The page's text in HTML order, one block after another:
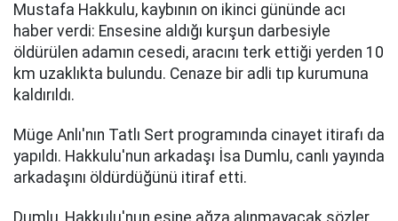
Mustafa Hakkulu, kaybının on ikinci gününde acı
haber verdi: Ensesine aldığı kurşun darbesiyle
öldürülen adamın cesedi, aracını terk ettiği yerden 10
km uzaklıkta bulundu. Cenaze bir adli tıp kurumuna
kaldırıldı.
Müge Anlı'nın Tatlı Sert programında cinayet itirafı da
yapıldı. Hakkulu'nun arkadaşı İsa Dumlu, canlı yayında
arkadaşını öldürdüğünü itiraf etti.
Dumlu, Hakkulu'nun eşine ağza alınmayacak sözler